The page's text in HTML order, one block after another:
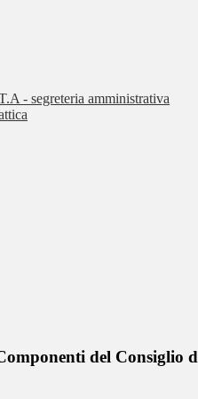
- segreteria amministrativa
del Consiglio